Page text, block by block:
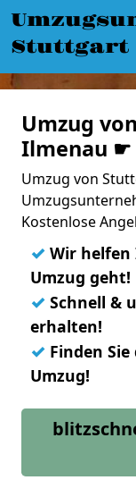
Stuttgart
Umzug
Ilmenau ☛
Umzug von
Kostenlose
✓ Wir
Umzug geht!
✓ Schnell &
erhalten!
✓ Finden
Umzug!